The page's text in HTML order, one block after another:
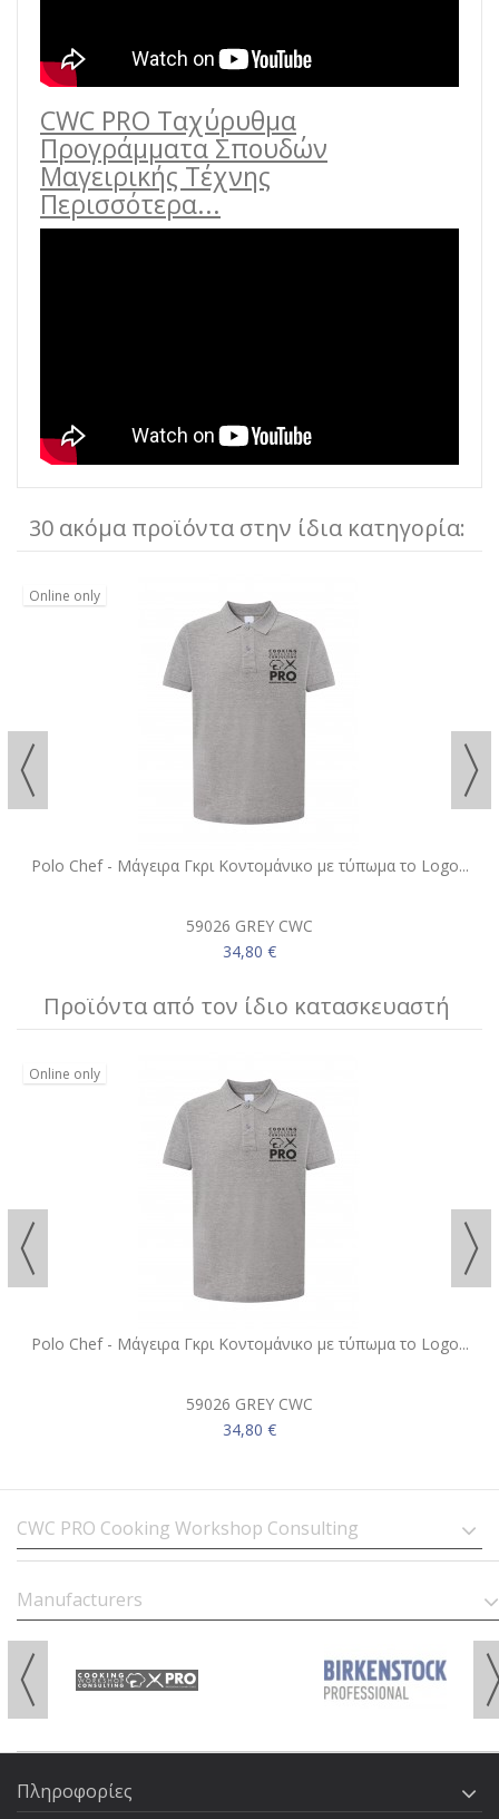
CWC PRO Ταχύρυθμα
Προγράμματα Σπουδών
Μαγειρικής Τέχνης
Περισσότερα...
30 ακόμα προϊόντα στην ίδια κατηγορία:
Online only
Polo Chef - Μάγειρα Γκρι Κοντομάνικο με τύπωμα το Logo...
59026 GREY CWC
34,80 €
Προϊόντα από τον ίδιο κατασκευαστή
Online only
Polo Chef - Μάγειρα Γκρι Κοντομάνικο με τύπωμα το Logo...
59026 GREY CWC
34,80 €
CWC PRO Cooking Workshop Consulting
Manufacturers
Πληροφορίες